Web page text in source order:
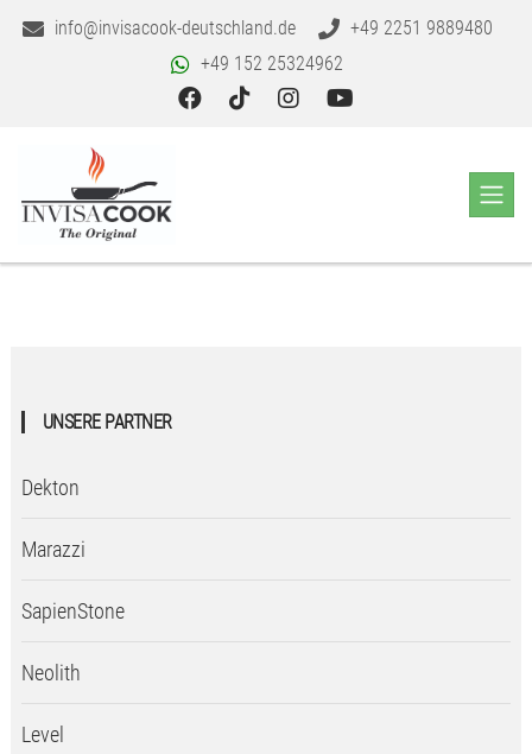
info@invisacook-deutschland.de
+49 2251 9889480
+49 152 25324962
UNSERE PARTNER
Dekton
Marazzi
SapienStone
Neolith
Level